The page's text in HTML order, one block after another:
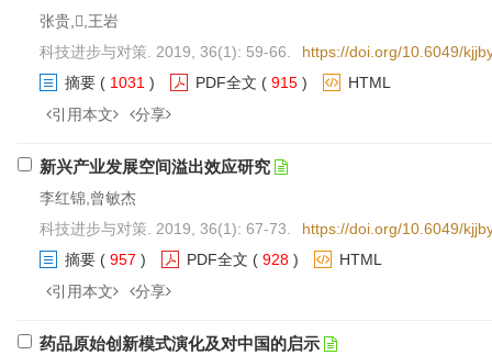
张贵,,王岩
科技进步与对策. 2019, 36(1): 59-66.
https://doi.org/10.6049/
摘要 ( 1031 ) PDF全文 ( 915 )
HTML
引用本文
分享
新兴产业发展空间溢出效应研究
李红锦,曾敏杰
科技进步与对策. 2019, 36(1): 67-73.
https://doi.org/10.6049/
摘要 ( 957 ) PDF全文 ( 928 )
HTML
引用本文
分享
药品原始创新模式演化及对中国的启示